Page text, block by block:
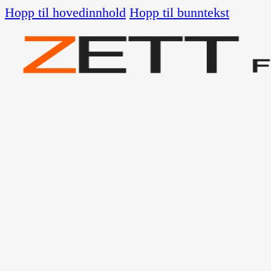
Hopp til hovedinnhold Hopp til bunntekst